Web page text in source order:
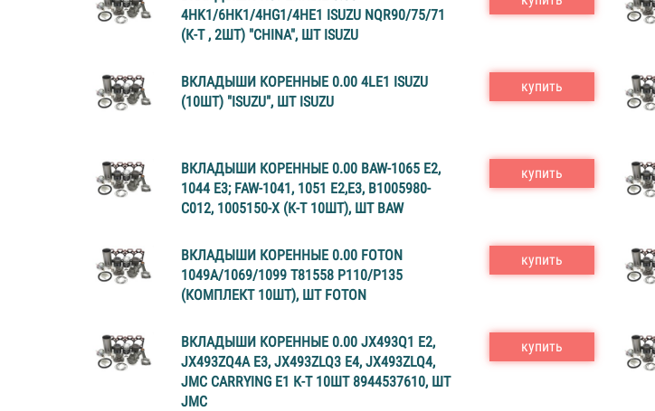
4HK1/6HK1/4HG1/4HЕ1 ISUZU NQR90/75/71
(К-Т , 2ШТ) "CHINA", ШТ ISUZU
ВКЛАДЫШИ КОРЕННЫЕ 0.00 4LE1 ISUZU
(10ШТ) "ISUZU", ШТ ISUZU
купить
ВКЛАДЫШИ КОРЕННЫЕ 0.00 BAW-1065 Е2,
1044 Е3; FAW-1041, 1051 Е2,Е3, В1005980-
С012, 1005150-X (К-Т 10ШТ), ШТ BAW
купить
ВКЛАДЫШИ КОРЕННЫЕ 0.00 FOTON
1049А/1069/1099 T81558 P110/P135
(КОМПЛЕКТ 10ШТ), ШТ FOTON
купить
ВКЛАДЫШИ КОРЕННЫЕ 0.00 JX493Q1 E2,
JX493ZQ4A E3, JX493ZLQ3 E4, JX493ZLQ4,
JMC CARRYING E1 К-Т 10ШТ 8944537610, ШТ
JMC
купить